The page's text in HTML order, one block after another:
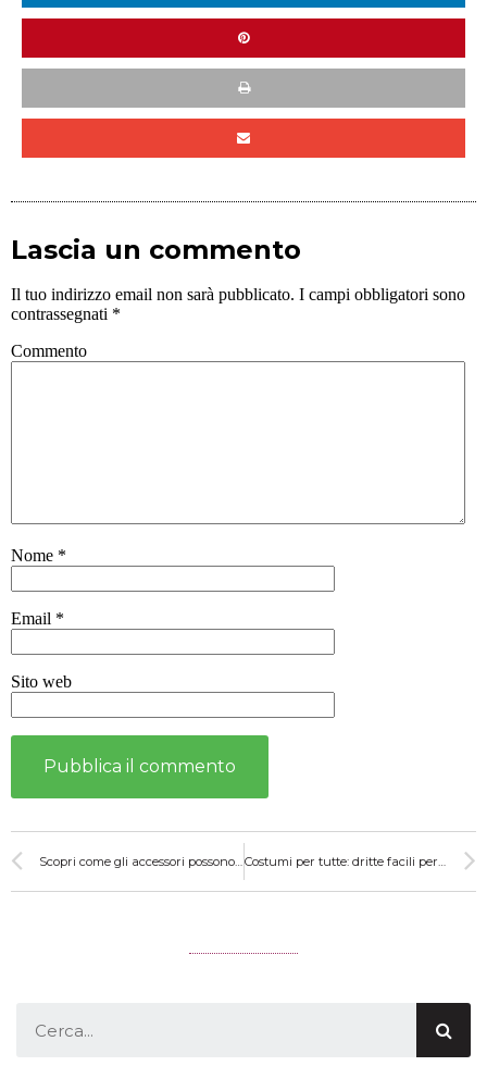
Lascia un commento
Il tuo indirizzo email non sarà pubblicato. I campi obbligatori sono
contrassegnati *
Commento
Nome *
Email *
Sito web
Scopri come gli accessori possono cambiare il tuo stile Costumi per tutte: dritte facili per scegliere quello giusto